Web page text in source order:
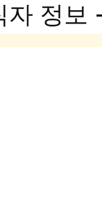
자 정보